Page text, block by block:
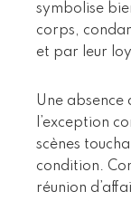
symbolise
corps,
et par leur
Une absence
l’exception
scènes
condition.
réunion